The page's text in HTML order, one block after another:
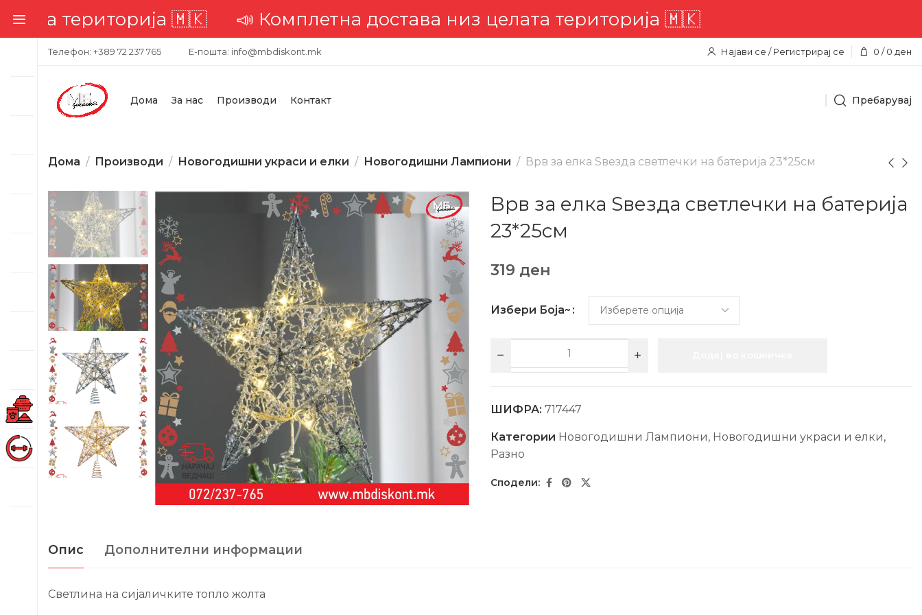
територија 🇲🇰📣 Комплетна достава низ целата територија 🇲🇰
Телефон: +389 72 237 765 Е-пошта: info@mbdiskont.mk Најави се / Регистрирај се 0 / 0 ден
Дома За нас Производи Контакт Пребарувај
Дома Производи Новогодишни украси и елки Новогодишни Лампиони Врв за елка Ѕвезда светлечки на батерија 23*25см
Врв за елка Ѕвезда светлечки на батерија
23*25см
319 ден
Избери Боја~
ШИФРА: 717447
Категории Новогодишни Лампиони, Новогодишни украси и елки,
Разно
Опис Дополнителни информации
Светлина на сијаличките топло жолта